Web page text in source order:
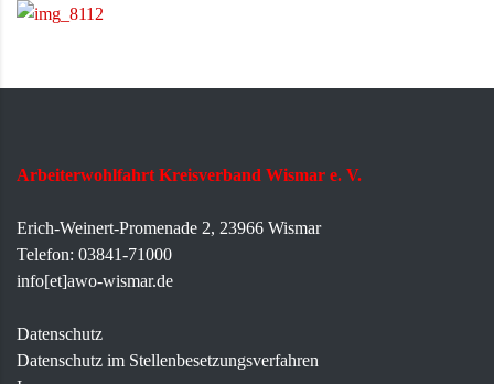
Arbeiterwohlfahrt Kreisverband Wismar e. V.
Erich-Weinert-Promenade 2, 23966 Wismar
Telefon: 03841-71000
info[et]awo-wismar.de
Datenschutz
Datenschutz im Stellenbesetzungsverfahren